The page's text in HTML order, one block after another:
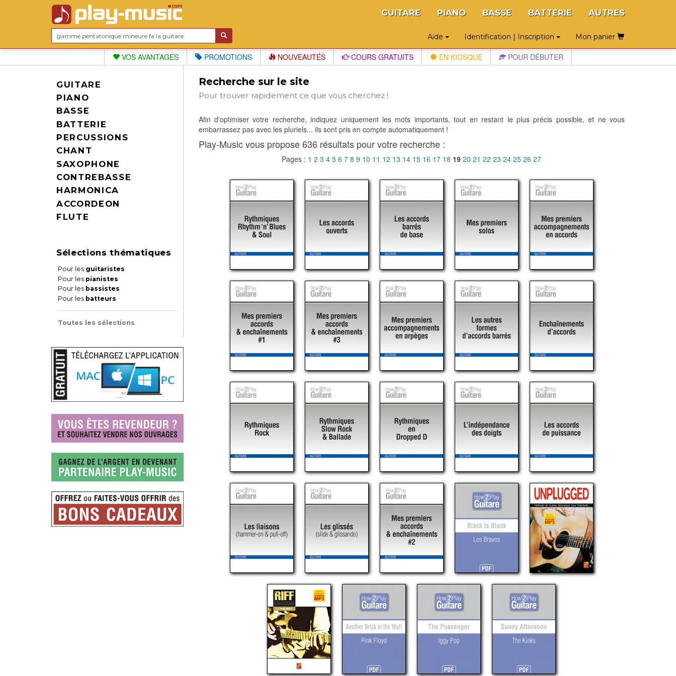
GUITARE PIANO BASSE BATTERIE AUTRES
Aide Identification | Inscription Mon panier
VOS AVANTAGES PROMOTIONS NOUVEAUTÉS COURS GRATUITS EN KIOSQUE POUR DÉBUTER
GUITARE
PIANO
BASSE
BATTERIE
PERCUSSIONS
CHANT
SAXOPHONE
CONTREBASSE
HARMONICA
ACCORDEON
FLUTE
Sélections thématiques
Pour les guitaristes
Pour les pianistes
Pour les bassistes
Pour les batteurs
Toutes les sélections
Recherche sur le site
Pour trouver rapidement ce que vous cherchez !
Afin d'optimiser votre recherche, indiquez uniquement les mots importants, tout en restant le plus précis possible, et ne vous
embarrassez pas avec les pluriels... ils sont pris en compte automatiquement !
Play-Music vous propose 636 résultats pour votre recherche :
Pages : 1 2 3 4 5 6 7 8 9 10 11 12 13 14 15 16 17 18 19 20 21 22 23 24 25 26 27